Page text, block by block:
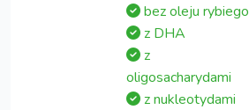
bez oleju rybiego
z DHA
z
oligosacharydami
z nukleotydami